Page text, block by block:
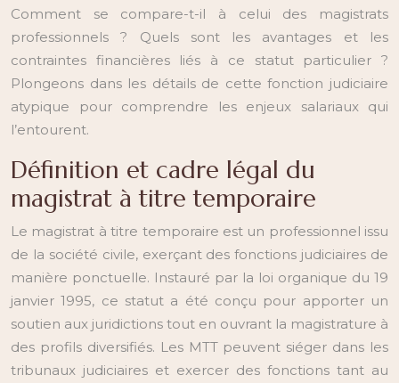
Comment se compare-t-il à celui des magistrats
professionnels ? Quels sont les avantages et les
contraintes financières liés à ce statut particulier ?
Plongeons dans les détails de cette fonction judiciaire
atypique pour comprendre les enjeux salariaux qui
l’entourent.
Définition et cadre légal du
magistrat à titre temporaire
Le magistrat à titre temporaire est un professionnel issu
de la société civile, exerçant des fonctions judiciaires de
manière ponctuelle. Instauré par la loi organique du 19
janvier 1995, ce statut a été conçu pour apporter un
soutien aux juridictions tout en ouvrant la magistrature à
des profils diversifiés. Les MTT peuvent siéger dans les
tribunaux judiciaires et exercer des fonctions tant au